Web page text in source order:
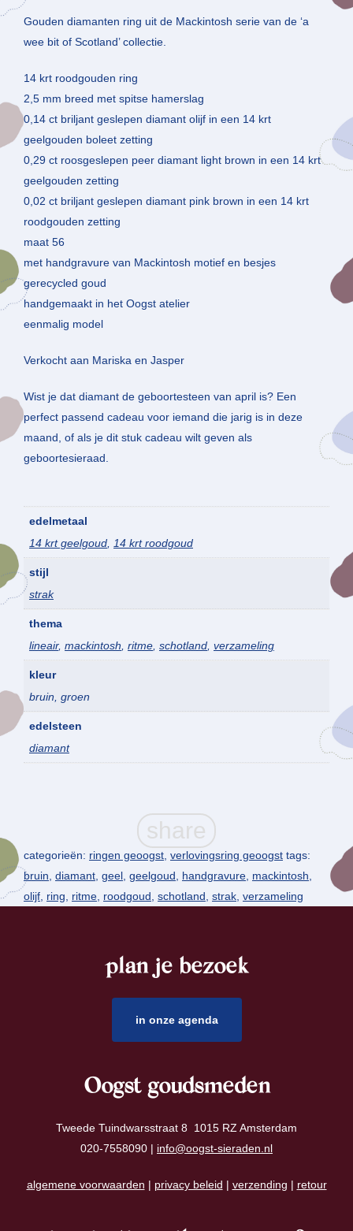
Gouden diamanten ring uit de Mackintosh serie van de ‘a
wee bit of Scotland’ collectie.
14 krt roodgouden ring
2,5 mm breed met spitse hamerslag
0,14 ct briljant geslepen diamant olijf in een 14 krt
geelgouden boleet zetting
0,29 ct roosgeslepen peer diamant light brown in een 14 krt
geelgouden zetting
0,02 ct briljant geslepen diamant pink brown in een 14 krt
roodgouden zetting
maat 56
met handgravure van Mackintosh motief en besjes
gerecycled goud
handgemaakt in het Oogst atelier
eenmalig model
Verkocht aan Mariska en Jasper
Wist je dat diamant de geboortesteen van april is? Een
perfect passend cadeau voor iemand die jarig is in deze
maand, of als je dit stuk cadeau wilt geven als
geboortesieraad.
edelmetaal
14 krt geelgoud, 14 krt roodgoud
stijl
strak
thema
lineair, mackintosh, ritme, schotland, verzameling
kleur
bruin, groen
edelsteen
diamant
categorieën: ringen geoogst verlovingsring geoogst tags:
bruin diamant geel geelgoud handgravure mackintosh
olijf ring ritme roodgoud schotland strak verzameling
plan je bezoek
in onze agenda
Oogst goudsmeden
Tweede Tuindwarsstraat 8 1015 RZ Amsterdam
020-7558090 | info@oogst-sieraden.nl
algemene voorwaarden | privacy beleid | verzending | retour